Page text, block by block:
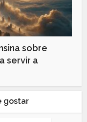
sobre
servir a
gostar